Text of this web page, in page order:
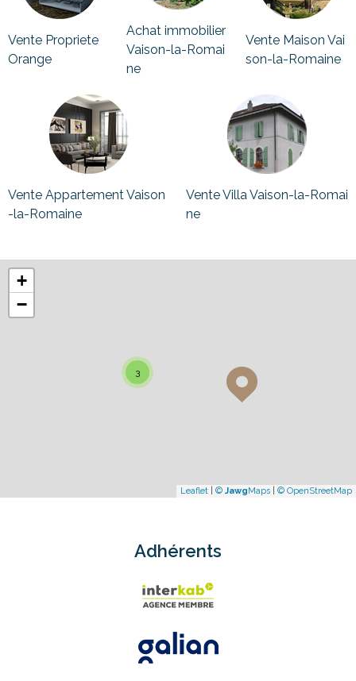
Vente Propriete
Orange
Achat immobilier
Vaison-la-Romai
ne
Vente Maison Vai
son-la-Romaine
Vente Appartement Vaison
-la-Romaine
Vente Villa Vaison-la-Romai
ne
3
+
−
Leaflet © JawgMaps © OpenStreetMap
Adhérents